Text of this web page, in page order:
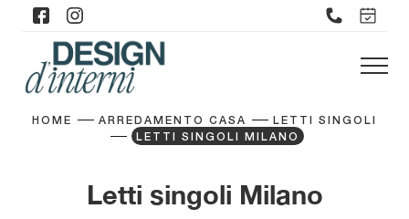
HOME ARREDAMENTO CASA
LETTI SINGOLI
LETTI SINGOLI MILANO
Letti singoli Milano